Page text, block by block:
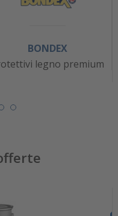
BONDEX
legno premium